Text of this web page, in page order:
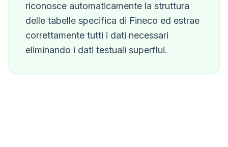
riconosce automaticamente la struttura
delle tabelle specifica di Fineco ed estrae
correttamente tutti i dati necessari
eliminando i dati testuali superflui.